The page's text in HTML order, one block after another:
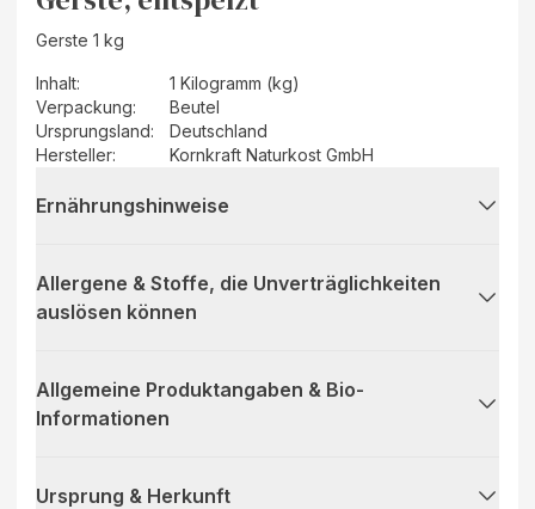
Gerste 1 kg
Inhalt:
1 Kilogramm (kg)
Verpackung:
Beutel
Ursprungsland:
Deutschland
Hersteller: Kornkraft Naturkost GmbH
Ernährungshinweise
Allergene & Stoffe, die Unverträglichkeiten
auslösen können
Allgemeine Produktangaben & Bio-
Informationen
Ursprung & Herkunft